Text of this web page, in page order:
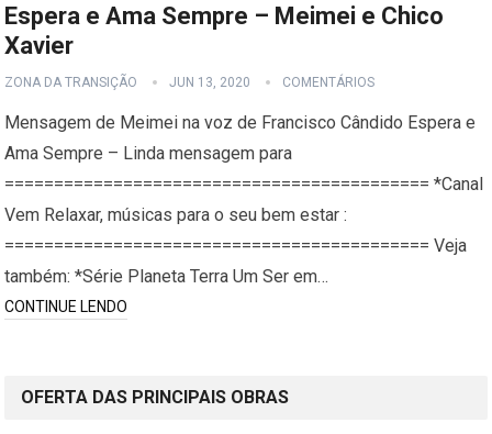
Espera e Ama Sempre – Meimei e Chico
Xavier
ZONA DA TRANSIÇÃO JUN 13, 2020 COMENTÁRIOS
Mensagem de Meimei na voz de Francisco Cândido Espera e
Ama Sempre – Linda mensagem para
=========================================== *Canal
Vem Relaxar, músicas para o seu bem estar :
=========================================== Veja
também: *Série Planeta Terra Um Ser em…
CONTINUE LENDO
OFERTA DAS PRINCIPAIS OBRAS